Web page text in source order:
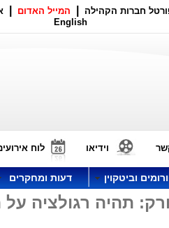
חברות הקהילה המייל האדום
English
וידיאו לוח
וביטקוין דעות ומחקרים
תהיה רגולציה על